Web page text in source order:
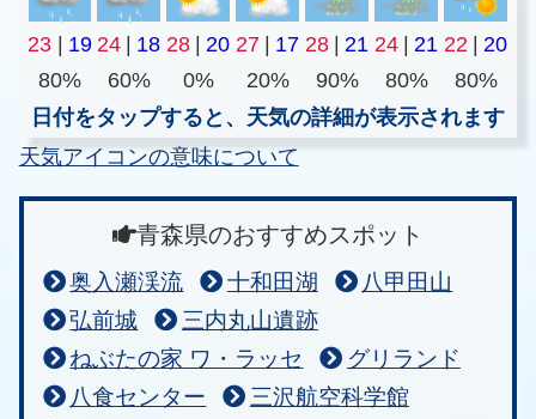
23 19 24 18 28 20 27 17 28 21 24 21 22
20
80%
60% 0% 20% 90% 80%
80%
日付をタップすると、天気の詳細が表示されます
天気アイコンの意味について
青森県のおすすめスポット
奥入瀬渓流 十和田湖
八甲田山
弘前城
三内丸山遺跡
ねぶたの家 ワ・ラッセ
グリランド
八食センター
三沢航空科学館